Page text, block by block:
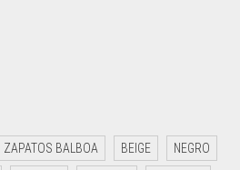
ZAPATOS BALBOA BEIGE NEGRO